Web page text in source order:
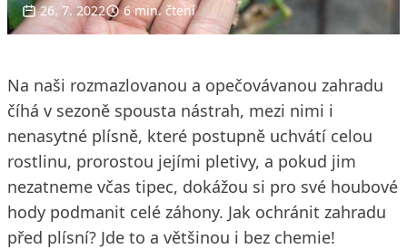
26. 7. 2022 6 min. čtení
Na naši rozmazlovanou a opečovávanou zahradu
číhá v sezoně spousta nástrah, mezi nimi i
nenasytné plísně, které postupně uchvátí celou
rostlinu, prorostou jejími pletivy, a pokud jim
nezatneme včas tipec, dokážou si pro své houbové
hody podmanit celé záhony. Jak ochránit zahradu
před plísní? Jde to a většinou i bez chemie!